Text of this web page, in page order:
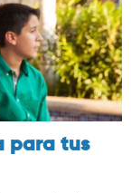
para tus